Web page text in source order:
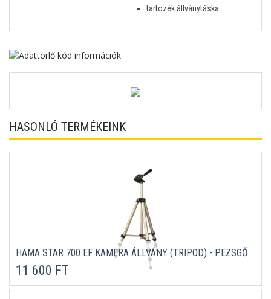
tartozék állványtáska
HASONLÓ TERMÉKEINK
HAMA STAR 700 EF KAMERA ÁLLVÁNY (TRIPOD) - PEZSGŐ
11 600 FT